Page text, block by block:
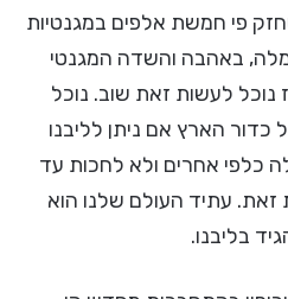
פי חמשת אלפים במגנטיות
באהבה והשדה המגנטי
נוכל לעשות זאת שוב. נוכל
הארץ אם ניתן לליבנו
כלפי אחרים ולא לחכות עד
זאת. עתיד העולם שלנו הוא
בליבנו.